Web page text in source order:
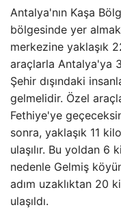
Antalya'nın Kaşa
bölgesinde yer
merkezine yaklaşık
araçlarla Antalya'ya
Şehir dışındaki
gelmelidir. Özel
Fethiye'ye
sonra, yaklaşık 11
ulaşılır. Bu yoldan 6
nedenle Gelmiş
adım uzaklıktan 20
ulaşıldı.